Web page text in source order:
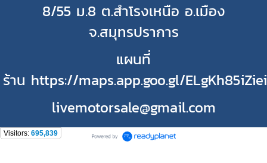
8/55 ม.8 ต.สำโรงเหนือ อ.เมือง
จ.สมุทรปราการ
แผนที่
ร้าน https://maps.app.goo.gl/
livemotorsale@gmail.com
Visitors: 695,839